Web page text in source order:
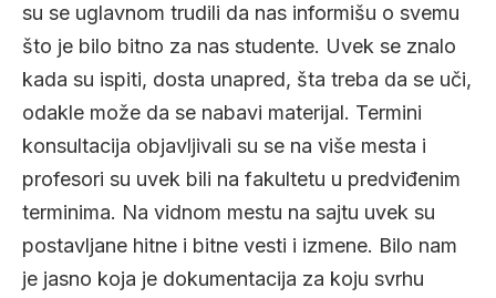
su se uglavnom trudili da nas informišu o svemu
što je bilo bitno za nas studente. Uvek se znalo
kada su ispiti, dosta unapred, šta treba da se uči,
odakle može da se nabavi materijal. Termini
konsultacija objavljivali su se na više mesta i
profesori su uvek bili na fakultetu u predviđenim
terminima. Na vidnom mestu na sajtu uvek su
postavljane hitne i bitne vesti i izmene. Bilo nam
je jasno koja je dokumentacija za koju svrhu